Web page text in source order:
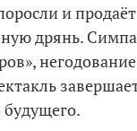
и
дрянь.
будущего.